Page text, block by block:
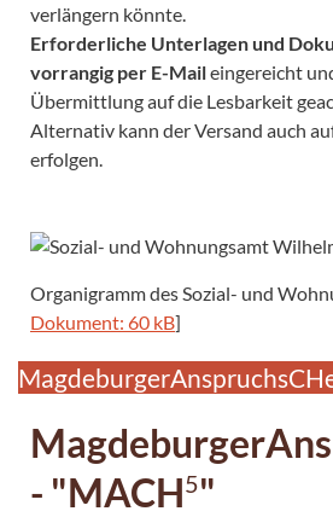
verlängern könnte.
Erforderliche Unterlagen und
vorrangig per E-Maileingereicht
Übermittlung auf die Lesbarkeit
Alternativ kann der Versand auch
erfolgen.
Organigramm des Sozial- und
Dokument: 60 kB]
- "MACH5"